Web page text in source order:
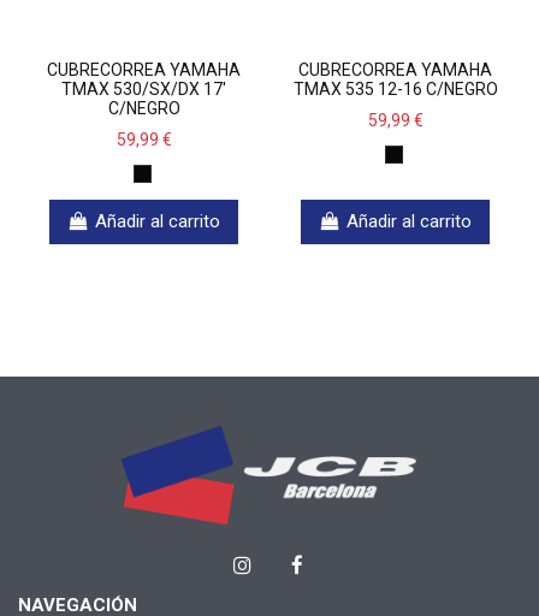
CUBRECORREA YAMAHA
TMAX 530/SX/DX 17'
C/NEGRO
59,99 €
Añadir al carrito
CUBRECORREA YAMAHA
TMAX 535 12-16 C/NEGRO
59,99 €
Añadir al carrito
NAVEGACIÓN